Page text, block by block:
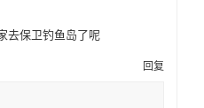
去保卫钓鱼岛了呢
回复